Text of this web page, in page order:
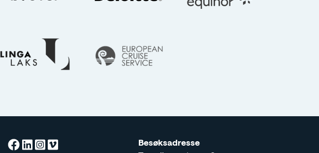
Facebook
Linkedin
Instagram
Vimeo
Besøksadresse